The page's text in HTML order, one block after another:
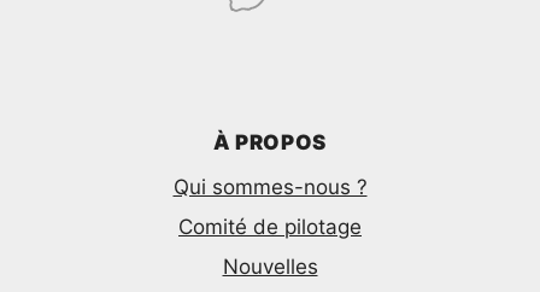
À PROPOS
Qui sommes-nous ?
Comité de pilotage
Nouvelles